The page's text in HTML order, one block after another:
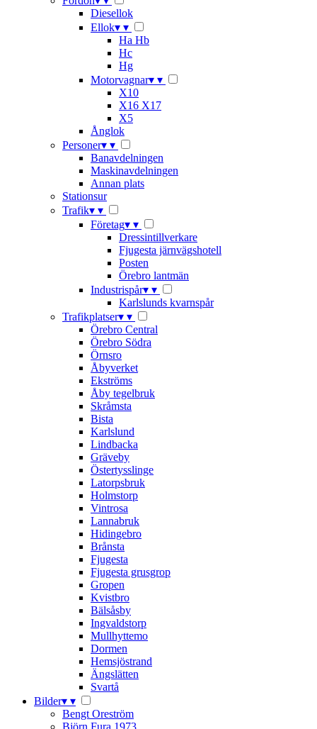
Diesellok
Ellok▾ ▾
Ha Hb
Hc
Hg
Motorvagnar▾ ▾
X10
X16 X17
X5
Ånglok
Personer▾ ▾
Banavdelningen
Maskinavdelningen
Annan plats
Stationsur
Trafik▾ ▾
Företag▾ ▾
Dressintillverkare
Fjugesta järnvägshotell
Posten
Örebro lantmän
Industrispår▾ ▾
Karlslunds kvarnspår
Trafikplatser▾ ▾
Örebro Central
Örebro Södra
Örnsro
Åbyverket
Ekströms
Åby tegelbruk
Skråmsta
Bista
Karlslund
Lindbacka
Gräveby
Östertysslinge
Latorpsbruk
Holmstorp
Vintrosa
Lannabruk
Hidingebro
Brånsta
Fjugesta
Fjugesta grusgrop
Gropen
Kvistbro
Bälsåsby
Ingvaldstorp
Mullhyttemo
Dormen
Hemsjöstrand
Ängslätten
Svartå
Bilder▾ ▾
Bengt Oreström
Björn Fura 1973